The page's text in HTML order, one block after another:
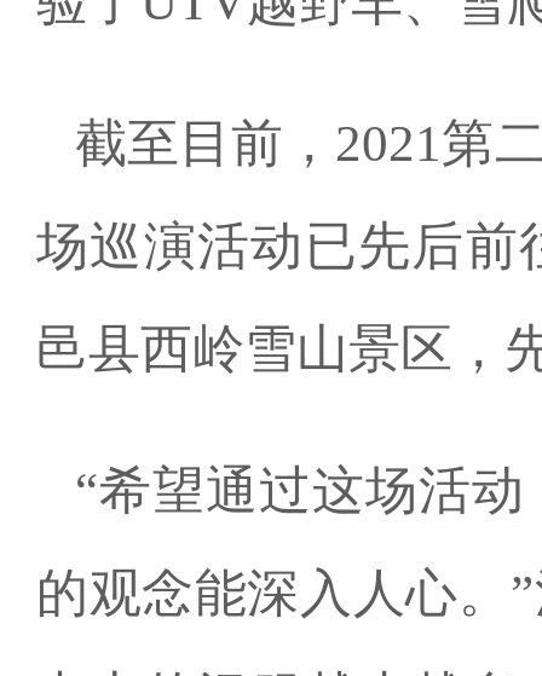
截至目前，2021第
场巡演活动已先后前
邑县西岭雪山景区，
“希望通过这场活
的观念能深入人心。